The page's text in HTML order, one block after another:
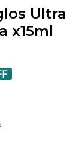
Ultra
x15ml